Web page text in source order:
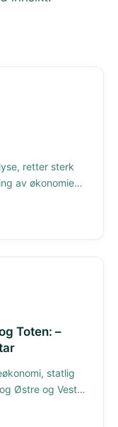
retter sterk
av økonomien i
Toten: –
statlig
Østre og Vestre